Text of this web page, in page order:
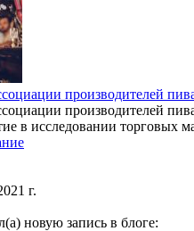
производителей
производителей
в исследовании
г.
новую запись в блоге: